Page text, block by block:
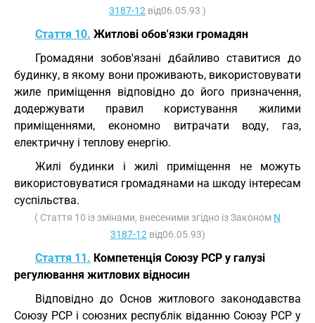
3187-12 від06.05.93 )
Стаття 10. Житлові обов'язки громадян
Громадяни зобов'язані дбайливо ставитися до
будинку, в якому вони проживають, використовувати
жиле приміщення відповідно до його призначення,
додержувати правил користування жилими
приміщеннями, економно витрачати воду, газ,
електричну і теплову енергію.
Жилі будинки і жилі приміщення не можуть
використовуватися громадянами на шкоду інтересам
суспільства.
( Стаття 10 із змінами, внесеними згідно із Законом N
3187-12 від06.05.93)
Стаття 11. Компетенція Союзу РСР у галузі
регулювання житлових відносин
Відповідно до Основ житлового законодавства
Союзу РСР і союзних республік віданню Союзу РСР у